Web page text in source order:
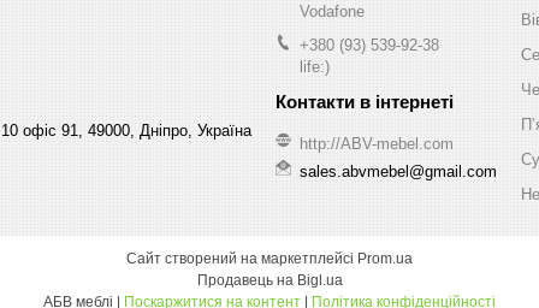
офіс 91, 49000, Дніпро, Україна
Vodafone
+380 (93) 539-92-38
life:)
http://ABV-mebel.com
sales.abvmebel@gmail.com
Сайт створений на маркетплейсі Prom.ua
Продавець на Bigl.ua
Поскаржитися на контент Політика конфіденційності